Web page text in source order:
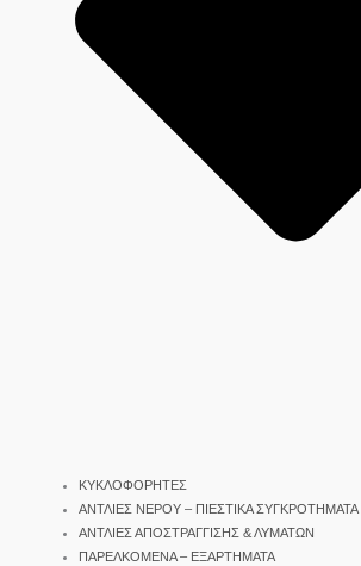
ΚΥΚΛΟΦΟΡΗΤΕΣ
ΑΝΤΛΙΕΣ ΝΕΡΟΥ – ΠΙΕΣΤΙΚΑ ΣΥΓΚΡΟΤΗΜΑΤΑ
ΑΝΤΛΙΕΣ ΑΠΟΣΤΡΑΓΓΙΣΗΣ & ΛΥΜΑΤΩΝ
ΠΑΡΕΛΚΟΜΕΝΑ – ΕΞΑΡΤΗΜΑΤΑ